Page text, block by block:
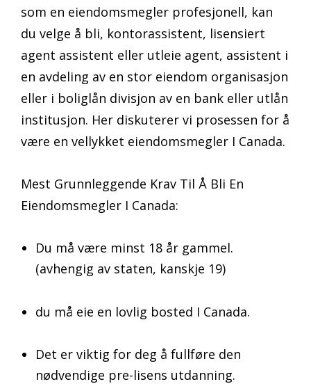
som en eiendomsmegler profesjonell, kan
du velge å bli, kontorassistent, lisensiert
agent assistent eller utleie agent, assistent i
en avdeling av en stor eiendom organisasjon
eller i boliglån divisjon av en bank eller utlån
institusjon. Her diskuterer vi prosessen for å
være en vellykket eiendomsmegler I Canada.
Mest Grunnleggende Krav Til Å Bli En
Eiendomsmegler I Canada:
Du må være minst 18 år gammel.
(avhengig av staten, kanskje 19)
du må eie en lovlig bosted I Canada.
Det er viktig for deg å fullføre den
nødvendige pre-lisens utdanning.